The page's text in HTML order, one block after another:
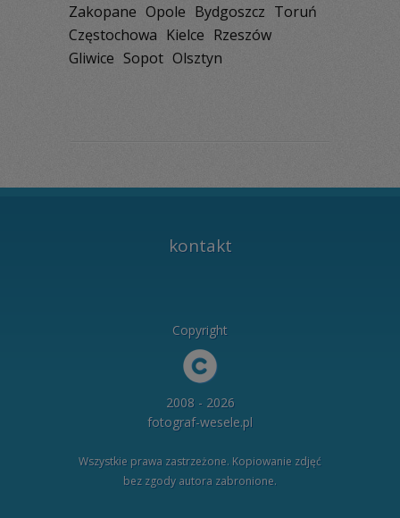
Zakopane Opole Bydgoszcz Toruń
Częstochowa Kielce Rzeszów
Gliwice Sopot Olsztyn
kontakt
Copyright
2008 - 2026
fotograf-wesele.pl
Wszystkie prawa zastrzeżone. Kopiowanie zdjęć
bez zgody autora zabronione.